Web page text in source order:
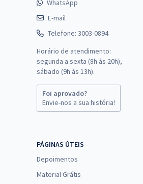
WhatsApp
E-mail
Telefone: 3003-0894
Horário de atendimento:
segunda a sexta (8h às 20h),
sábado (9h às 13h).
Foi aprovado?
Envie-nos a sua história!
PÁGINAS ÚTEIS
Depoimentos
Material Grátis